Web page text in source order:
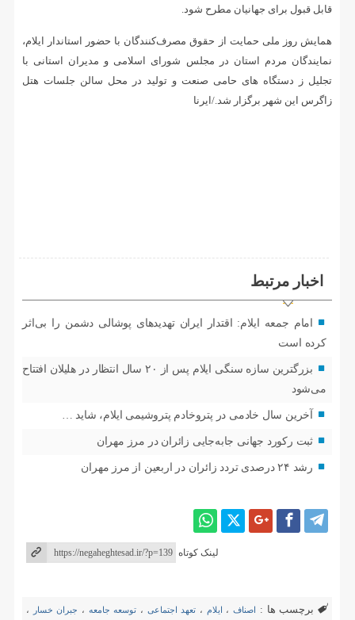
قابل قبول برای جهانیان مطرح شود.
همایش روز ملی حمایت از حقوق مصرف‌کنندگان با حضور استاندار ایلام،
نمایندگان مردم استان در مجلس شورای اسلامی و مدیران استانی با
تجلیل ز دستگاه های حامی صنعت و تولید در محل سالن جلسات هتل
زاگرس این شهر برگزار شد./ایرنا
اخبار مرتبط
امام جمعه ایلام: اقتدار ایران تهدیدهای پوشالی دشمن را بی‌اثر
کرده است
بزرگترین سازه سنگی ایلام پس از ۲۰ سال انتظار در هلیلان افتتاح
می‌شود
آخرین سال خادمی در پتروخادم پتروشیمی ایلام، شاید …
ثبت رکورد جهانی جابه‌جایی زائران در مرز مهران
رشد ۲۴ درصدی تردد زائران در اربعین از مرز مهران
لینک کوتاه
برچسب ها : اصناف ، ایلام ، تعهد اجتماعی ، توسعه جامعه ، جبران خسار ،